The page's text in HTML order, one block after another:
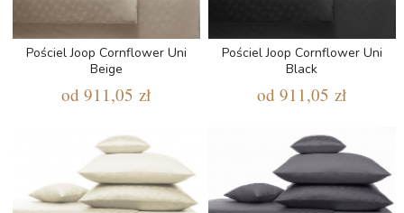
Pościel Joop Cornflower Uni
Beige
od 911,05 zł
Pościel Joop Cornflower Uni
Black
od 911,05 zł